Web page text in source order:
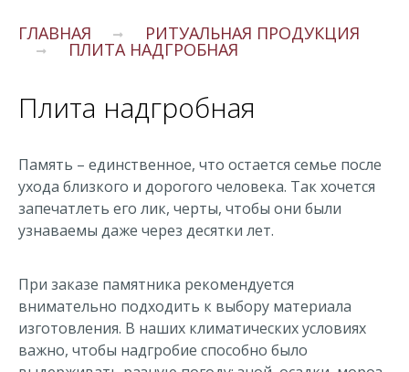
ГЛАВНАЯ РИТУАЛЬНАЯ ПРОДУКЦИЯ
ПЛИТА НАДГРОБНАЯ
Плита надгробная
Память – единственное, что остается семье после
ухода близкого и дорогого человека. Так хочется
запечатлеть его лик, черты, чтобы они были
узнаваемы даже через десятки лет.
При заказе памятника рекомендуется
внимательно подходить к выбору материала
изготовления. В наших климатических условиях
важно, чтобы надгробие способно было